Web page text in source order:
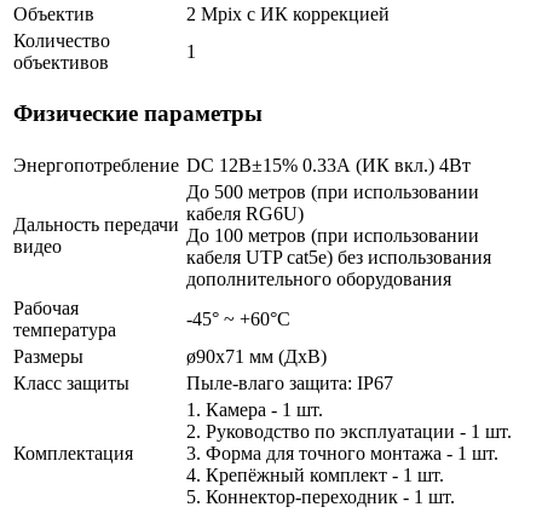
Объектив
2 Mpix c ИК коррекцией
Количество
объективов
1
Физические параметры
Энергопотребление DC 12В±15% 0.33А (ИК вкл.) 4Вт
Дальность передачи
видео
До 500 метров (при использовании
кабеля RG6U)
До 100 метров (при использовании
кабеля UTP cat5e) без использования
дополнительного оборудования
Рабочая
температура
-45° ~ +60°С
Размеры
ø90х71 мм (ДхВ)
Класс защиты
Пыле-влаго защита: IP67
Комплектация
1. Камера - 1 шт.
2. Руководство по эксплуатации - 1 шт.
3. Форма для точного монтажа - 1 шт.
4. Крепёжный комплект - 1 шт.
5. Коннектор-переходник - 1 шт.